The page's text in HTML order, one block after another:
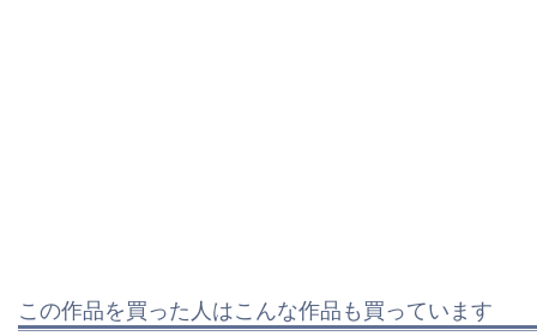
この作品を買った人はこんな作品も買っています